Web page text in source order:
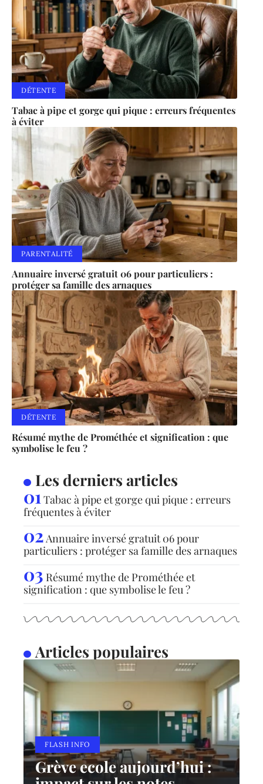
DÉTENTE
Tabac à pipe et gorge qui pique : erreurs fréquentes
à éviter
PARENTALITÉ
Annuaire inversé gratuit 06 pour particuliers :
protéger sa famille des arnaques
DÉTENTE
Résumé mythe de Prométhée et signification : que
symbolise le feu ?
Les derniers articles
Tabac à pipe et gorge qui pique : erreurs
fréquentes à éviter
Annuaire inversé gratuit 06 pour
particuliers : protéger sa famille des arnaques
Résumé mythe de Prométhée et
signification : que symbolise le feu ?
Articles populaires
FLASH INFO
Grève ecole aujourd’hui :